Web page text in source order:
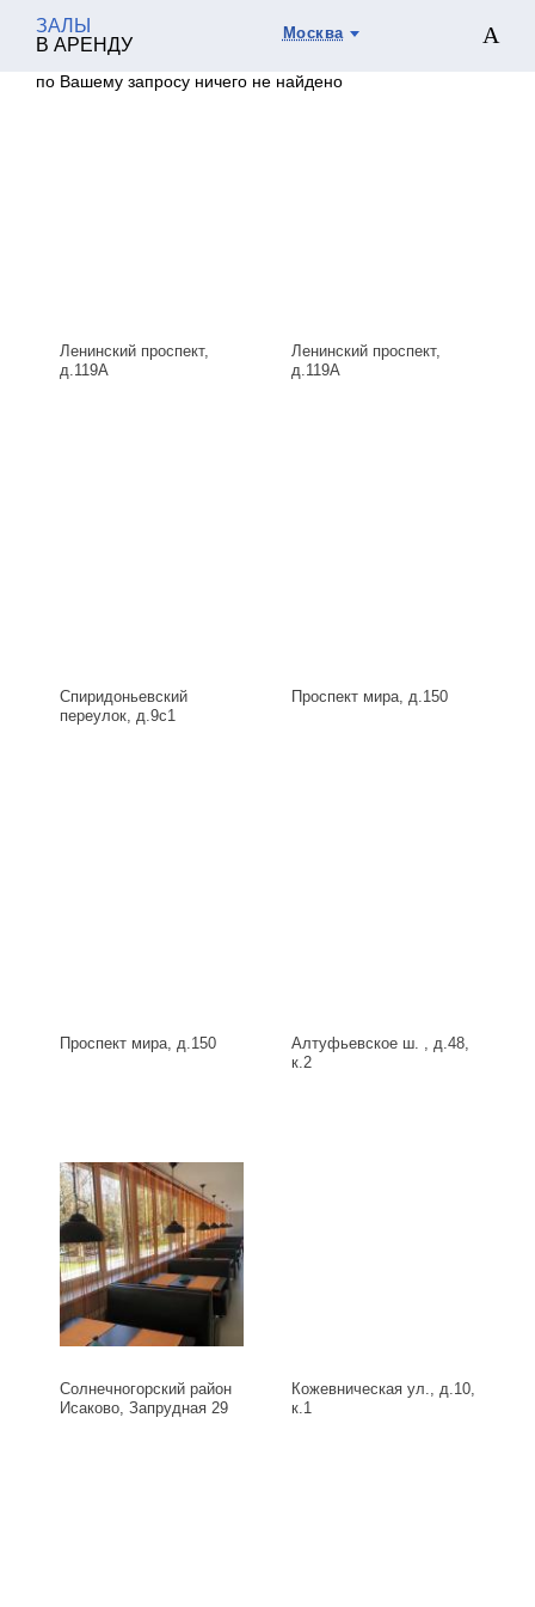
ЗАЛЫ
В АРЕНДУ
Москва
по Вашему запросу ничего не найдено
Ленинский проспект,
д.119А
Ленинский проспект,
д.119А
Спиридоньевский
переулок, д.9с1
Проспект мира, д.150
Проспект мира, д.150
Алтуфьевское ш. , д.48,
к.2
Солнечногорский район
Исаково, Запрудная 29
Кожевническая ул., д.10,
к.1